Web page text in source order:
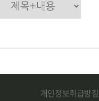
개인정보취급방침